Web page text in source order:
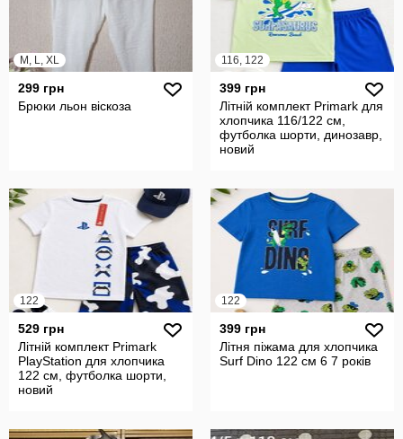
M, L, XL
299 грн
Брюки льон віскоза
116, 122
399 грн
Літній комплект Primark для
хлопчика 116/122 см,
футболка шорти, динозавр,
новий
122
529 грн
Літній комплект Primark
PlayStation для хлопчика
122 см, футболка шорти,
новий
122
399 грн
Літня піжама для хлопчика
Surf Dino 122 см 6 7 років